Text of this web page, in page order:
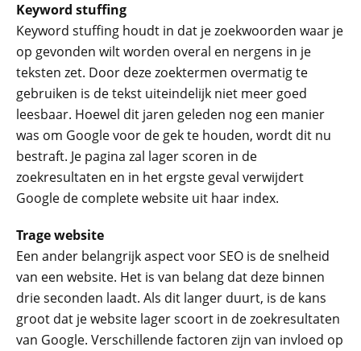
Keyword stuffing
Keyword stuffing houdt in dat je zoekwoorden waar je
op gevonden wilt worden overal en nergens in je
teksten zet. Door deze zoektermen overmatig te
gebruiken is de tekst uiteindelijk niet meer goed
leesbaar. Hoewel dit jaren geleden nog een manier
was om Google voor de gek te houden, wordt dit nu
bestraft. Je pagina zal lager scoren in de
zoekresultaten en in het ergste geval verwijdert
Google de complete website uit haar index.
Trage website
Een ander belangrijk aspect voor SEO is de snelheid
van een website. Het is van belang dat deze binnen
drie seconden laadt. Als dit langer duurt, is de kans
groot dat je website lager scoort in de zoekresultaten
van Google. Verschillende factoren zijn van invloed op